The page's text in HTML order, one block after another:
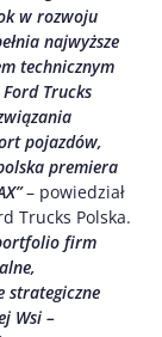
w rozwoju
najwyższe
technicznym
Trucks
pojazdów,
premiera
– powiedział
Trucks Polska.
firm
strategiczne
Wsi –